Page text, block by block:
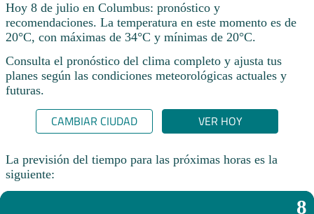
Hoy 8 de julio en Columbus: pronóstico y
recomendaciones. La temperatura en este momento es de
20°C, con máximas de 34°C y mínimas de 20°C.
Consulta el pronóstico del clima completo y ajusta tus
planes según las condiciones meteorológicas actuales y
futuras.
CAMBIAR CIUDAD VER HOY
La previsión del tiempo para las próximas horas es la
siguiente:
8